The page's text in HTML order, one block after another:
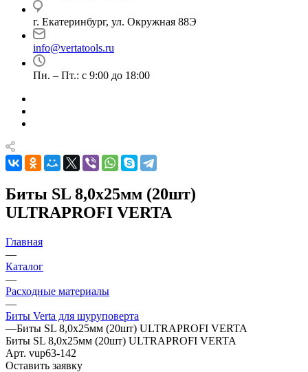
г. Екатеринбург, ул. Окружная 88Э
info@vertatools.ru
Пн. – Пт.: с 9:00 до 18:00
Биты SL 8,0х25мм (20шт)
ULTRAPROFI VERTA
Главная
—
Каталог
—
Расходные материалы
—
Биты Verta для шуруповерта
—Биты SL 8,0х25мм (20шт) ULTRAPROFI VERTA
Биты SL 8,0х25мм (20шт) ULTRAPROFI VERTA
Арт. vup63-142
Оставить заявку